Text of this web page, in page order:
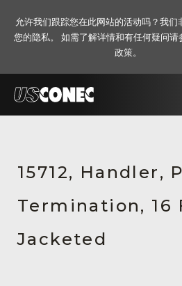
15712, Handler,
Termination, 16
Jacketed
允许我们跟踪您在此网站的活动吗？我们
您的隐私。 如需了解详情和有任何疑问
政策。